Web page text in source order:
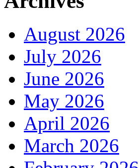
August 2026
July 2026
June 2026
May 2026
April 2026
March 2026